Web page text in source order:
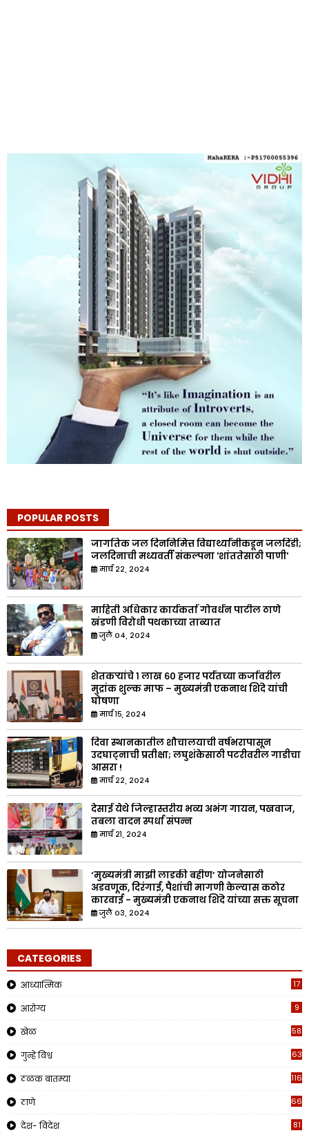
POPULAR POSTS
जागतिक जल दिननिमित्त विद्यार्थ्यांनीकडून जलदिंडी;
जलदिनाची मध्यवर्ती संकल्पना 'शांततेसाठी पाणी'
मार्च २२, २०२४
माहिती अधिकार कार्यकर्ता गोवर्धन पाटील ठाणे
खंडणी विरोधी पथकाच्या ताब्यात
जुलै ०४, २०२४
शेतकऱ्यांचे १ लाख ६० हजार पर्यंतच्या कर्जावरील
मुद्रांक शुल्क माफ – मुख्यमंत्री एकनाथ शिंदे यांची
घोषणा
मार्च १५, २०२४
दिवा स्थानकातील शौचालयाची वर्षभरापासून
उदघाट्नाची प्रतीक्षा; लघुशंकेसाठी पटरीवरील गाडीचा
आसरा !
मार्च २२, २०२४
देसाई येथे जिल्हास्तरीय भव्य अभंग गायन, पखवाज,
तबला वादन स्पर्धा संपन्न
मार्च २१, २०२४
‘मुख्यमंत्री माझी लाडकी बहीण’ योजनेसाठी
अडवणूक, दिरंगाई, पैशांची मागणी केल्यास कठोर
कारवाई - मुख्यमंत्री एकनाथ शिंदे यांच्या सक्त सूचना
जुलै ०३, २०२४
CATEGORIES
आध्यात्मिक 17
आरोग्य 9
खेळ 58
गुन्हे विश्व 63
ठळक बातम्या 1161
ठाणे 662
देश- विदेश 81